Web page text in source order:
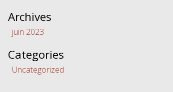
Français
Archives
juin 2023
Categories
Uncategorized